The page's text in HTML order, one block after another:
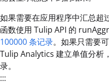
如果需要在应用程序中汇总超
函数使用 Tulip API 的
100000 条记录。如果只需要
Tulip Analytics 建立单值分析
录。
:::